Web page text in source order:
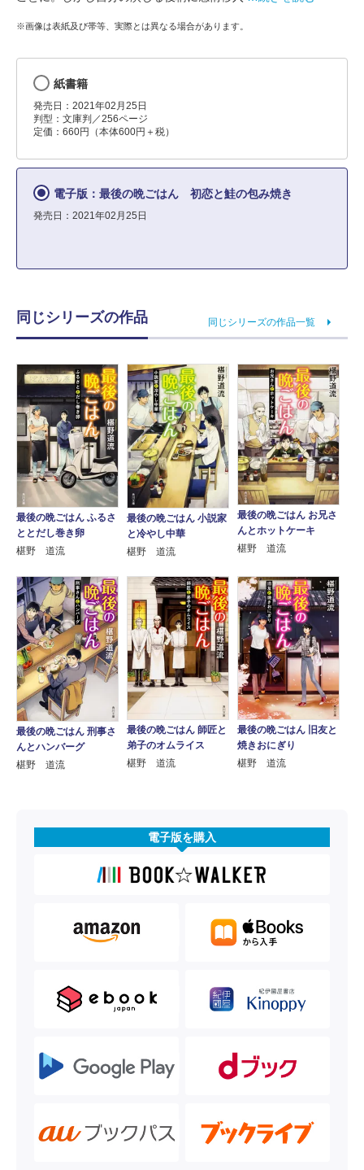
※画像は表紙及び帯等、実際とは異なる場合があります。
紙書籍
発売日：2021年02月25日
判型：文庫判／256ページ
定価：660円（本体600円＋税）
電子版：最後の晩ごはん 初恋と鮭の包み焼き
発売日：2021年02月25日
同じシリーズの作品 同じシリーズの作品一覧
最後の晩ごはん ふるさ
ととだし巻き卵
椹野 道流
最後の晩ごはん 小説家
と冷やし中華
椹野 道流
最後の晩ごはん お兄さ
んとホットケーキ
椹野 道流
最後の晩ごはん 刑事さ
んとハンバーグ
椹野 道流
最後の晩ごはん 師匠と
弟子のオムライス
椹野 道流
最後の晩ごはん 旧友と
焼きおにぎり
椹野 道流
電子版を購入